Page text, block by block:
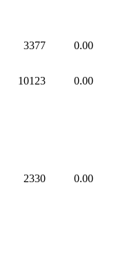
3377 0.00
10123 0.00
2330 0.00